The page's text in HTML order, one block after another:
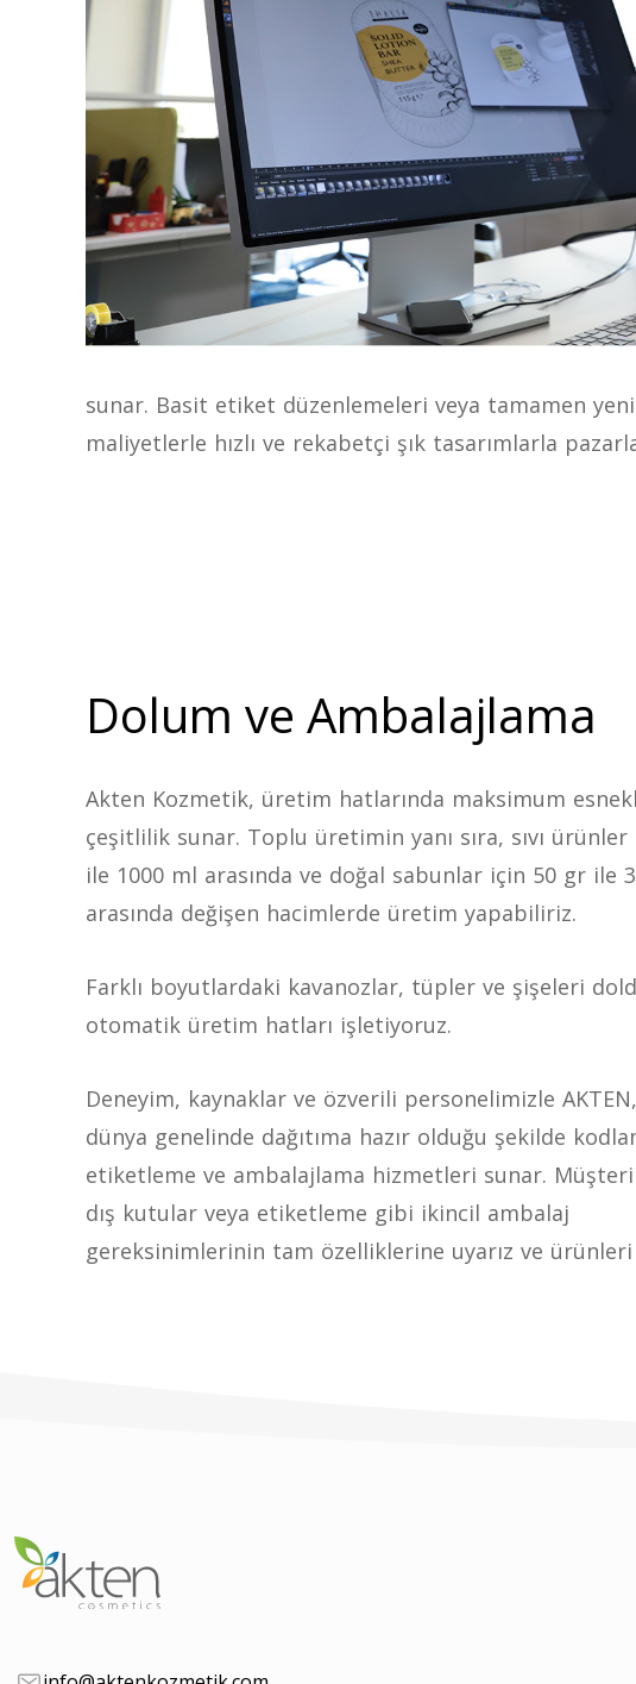
sunar. Basit etiket düzenlemeleri veya tamamen
maliyetlerle hızlı ve rekabetçi şık tasarımlarla
Dolum ve Ambalajlama
Akten Kozmetik, üretim hatlarında maksimum
çeşitlilik sunar. Toplu üretimin yanı sıra, sıvı
ile 1000 ml arasında ve doğal sabunlar için 50 gr ile
arasında değişen hacimlerde üretim yapabiliriz.
Farklı boyutlardaki kavanozlar, tüpler ve şişeleri
otomatik üretim hatları işletiyoruz.
Deneyim, kaynaklar ve özverili personelimizle
dünya genelinde dağıtıma hazır olduğu şekilde
etiketleme ve ambalajlama hizmetleri sunar.
dış kutular veya etiketleme gibi ikincil ambalaj
gereksinimlerinin tam özelliklerine uyarız ve